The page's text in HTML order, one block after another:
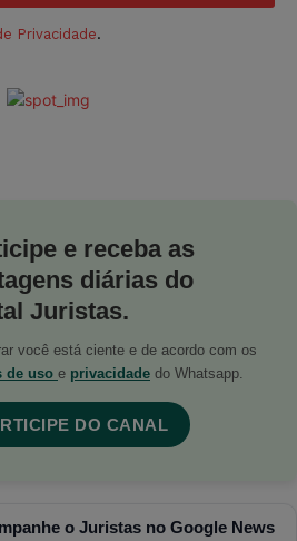
Privacidade.
e receba as
diárias do
Juristas.
você está ciente e de acordo com os
de uso e privacidade do Whatsapp.
DO CANAL
o Juristas no Google News